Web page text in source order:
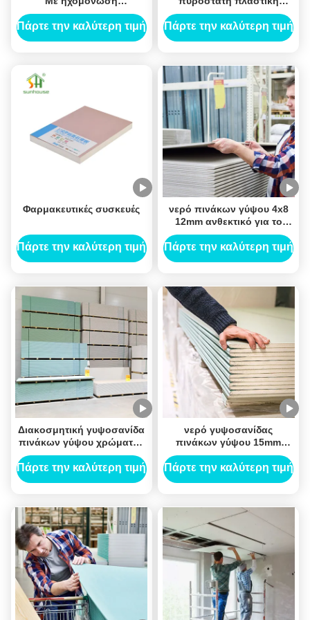
εκλεπτυμένη άκρη
πινάκων γύψου για
Πάρτε την καλύτερη τιμή
επιφάνεια
9.5Mm/10.5Mm/12Mm
Πάρτε την καλύτερη τιμή
Φαρμακευτικές συσκευές
Πάρτε την καλύτερη τιμή
νερό πινάκων γύψου 4x8
12mm ανθεκτικό για το
διακοσμητικό ανώτατο
όριο
Πάρτε την καλύτερη τιμή
Διακοσμητική γυψοσανίδα
πινάκων γύψου χρώματος
ελεφαντόδοντου για το
εσωτερικό χώρισμα
Πάρτε την καλύτερη τιμή
νερό γυψοσανίδας
πινάκων γύψου 15mm
διακοσμητικό ανθεκτικό
για εσωτερικό
Πάρτε την καλύτερη τιμή